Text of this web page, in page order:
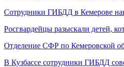
Сотрудники ГИБДД в Кемерове
Росгвардейцы разыскали детей,
Отделение СФР по Кемеровской
В Кузбассе сотрудники ГИБДД